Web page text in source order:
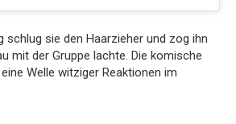
schlug sie den Haarzieher und zog ihn
mit der Gruppe lachte. Die komische
Welle witziger Reaktionen im